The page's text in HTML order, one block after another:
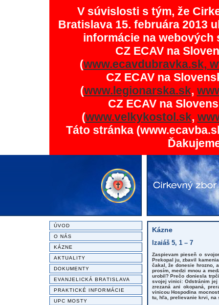
V súvislosti s tým, že
Bratislava 15. februára 2013
informácie na
CZ ECAV na
(www.ecavdubravka.sk,
CZ ECAV na
(www.legionarska.sk,
CZ ECAV na
(www.velkykostol.sk,
Táto stránka
ÚVOD
O NÁS
KÁZNE
AKTUALITY
DOKUMENTY
EVANJELICKÁ BRATISLAVA
PRAKTICKÉ INFORMÁCIE
UPC MOSTY
Kázne
Izaiáš 5, 1 – 7
Zaspievam pieseň o
Prekopal ju, zbavil
čakal, že donesie hrozno,
prosím, medzi mnou a
urobil? Prečo doniesla
svojej vinici: Odstránim
zrezaná ani okopaná,
vinicou Hospodina
tu, hľa, prelievanie krvi, na